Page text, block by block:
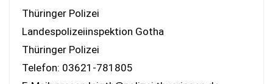
Thüringer Polizei
Landespolizeiinspektion Gotha
Thüringer Polizei
Telefon: 03621-781805